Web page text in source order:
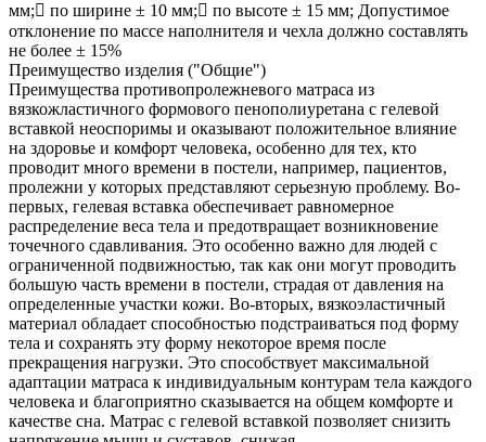
мм; по ширине ± 10 мм; по высоте ± 15 мм; Допустимое
отклонение по массе наполнителя и чехла должно составлять
не более ± 15%
Преимущество изделия ("Общие")
Преимущества противопролежневого матраса из
вязкожластичного формового пенополиуретана с гелевой
вставкой неоспоримы и оказывают положительное влияние
на здоровье и комфорт человека, особенно для тех, кто
проводит много времени в постели, например, пациентов,
пролежни у которых представляют серьезную проблему. Во-
первых, гелевая вставка обеспечивает равномерное
распределение веса тела и предотвращает возникновение
точечного сдавливания. Это особенно важно для людей с
ограниченной подвижностью, так как они могут проводить
большую часть времени в постели, страдая от давления на
определенные участки кожи. Во-вторых, вязкоэластичный
материал обладает способностью подстраиваться под форму
тела и сохранять эту форму некоторое время после
прекращения нагрузки. Это способствует максимальной
адаптации матраса к индивидуальным контурам тела каждого
человека и благоприятно сказывается на общем комфорте и
качестве сна. Матрас с гелевой вставкой позволяет снизить